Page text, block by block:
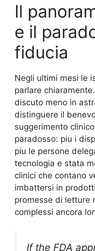
Il
e il
fiducia
Negli ultimi mesi le
parlare
discuto meno in
distinguere il
suggerimento
paradosso: piu i
piu le persone
tecnologia e stata
clinici che contano
imbattersi in
promesse di letture
complessi ancora
If the FDA